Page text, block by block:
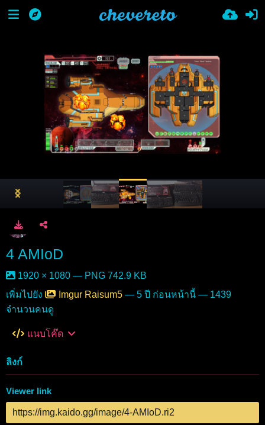
4 AMIoD
1920 × 1080 — PNG 742.9 KB
เพิ่มไปยัง
Imgur Raisum5 — 5 ปี ก่อนหน้านี้ — 1439
จำนวนคนดู
แนบโค๊ด
ลิงก์
Viewer link